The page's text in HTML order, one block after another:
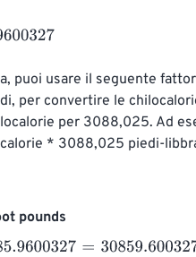
puoi usare il seguente
per convertire le
per 3088,025. Ad
* 3088,025 piedi-
pounds
=30859.600327 Foot